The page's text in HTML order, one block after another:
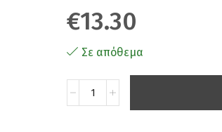
€13.30
Σε απόθεμα